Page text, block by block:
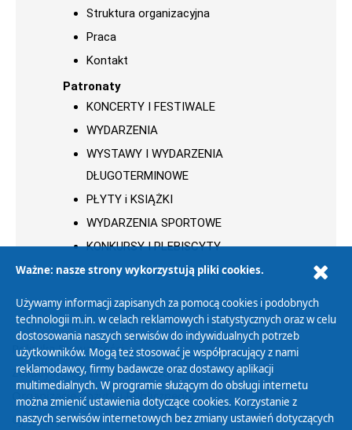
Struktura organizacyjna
Praca
Kontakt
Patronaty
KONCERTY I FESTIWALE
WYDARZENIA
WYSTAWY I WYDARZENIA
DŁUGOTERMINOWE
PŁYTY i KSIĄŻKI
WYDARZENIA SPORTOWE
KONKURSY I PLEBISCYTY
Polityka Prywatności
Zasady korzystania z Serwisu
Organizacje Pożytku Publicznego
Cyfryzacja DAB+
Ważne: nasze strony wykorzystują pliki cookies.
Używamy informacji zapisanych za pomocą cookies i podobnych
technologii m.in. w celach reklamowych i statystycznych oraz w celu
dostosowania naszych serwisów do indywidualnych potrzeb
użytkowników. Mogą też stosować je współpracujący z nami
reklamodawcy, firmy badawcze oraz dostawcy aplikacji
multimedialnych. W programie służącym do obsługi internetu
można zmienić ustawienia dotyczące cookies. Korzystanie z
naszych serwisów internetowych bez zmiany ustawień dotyczących